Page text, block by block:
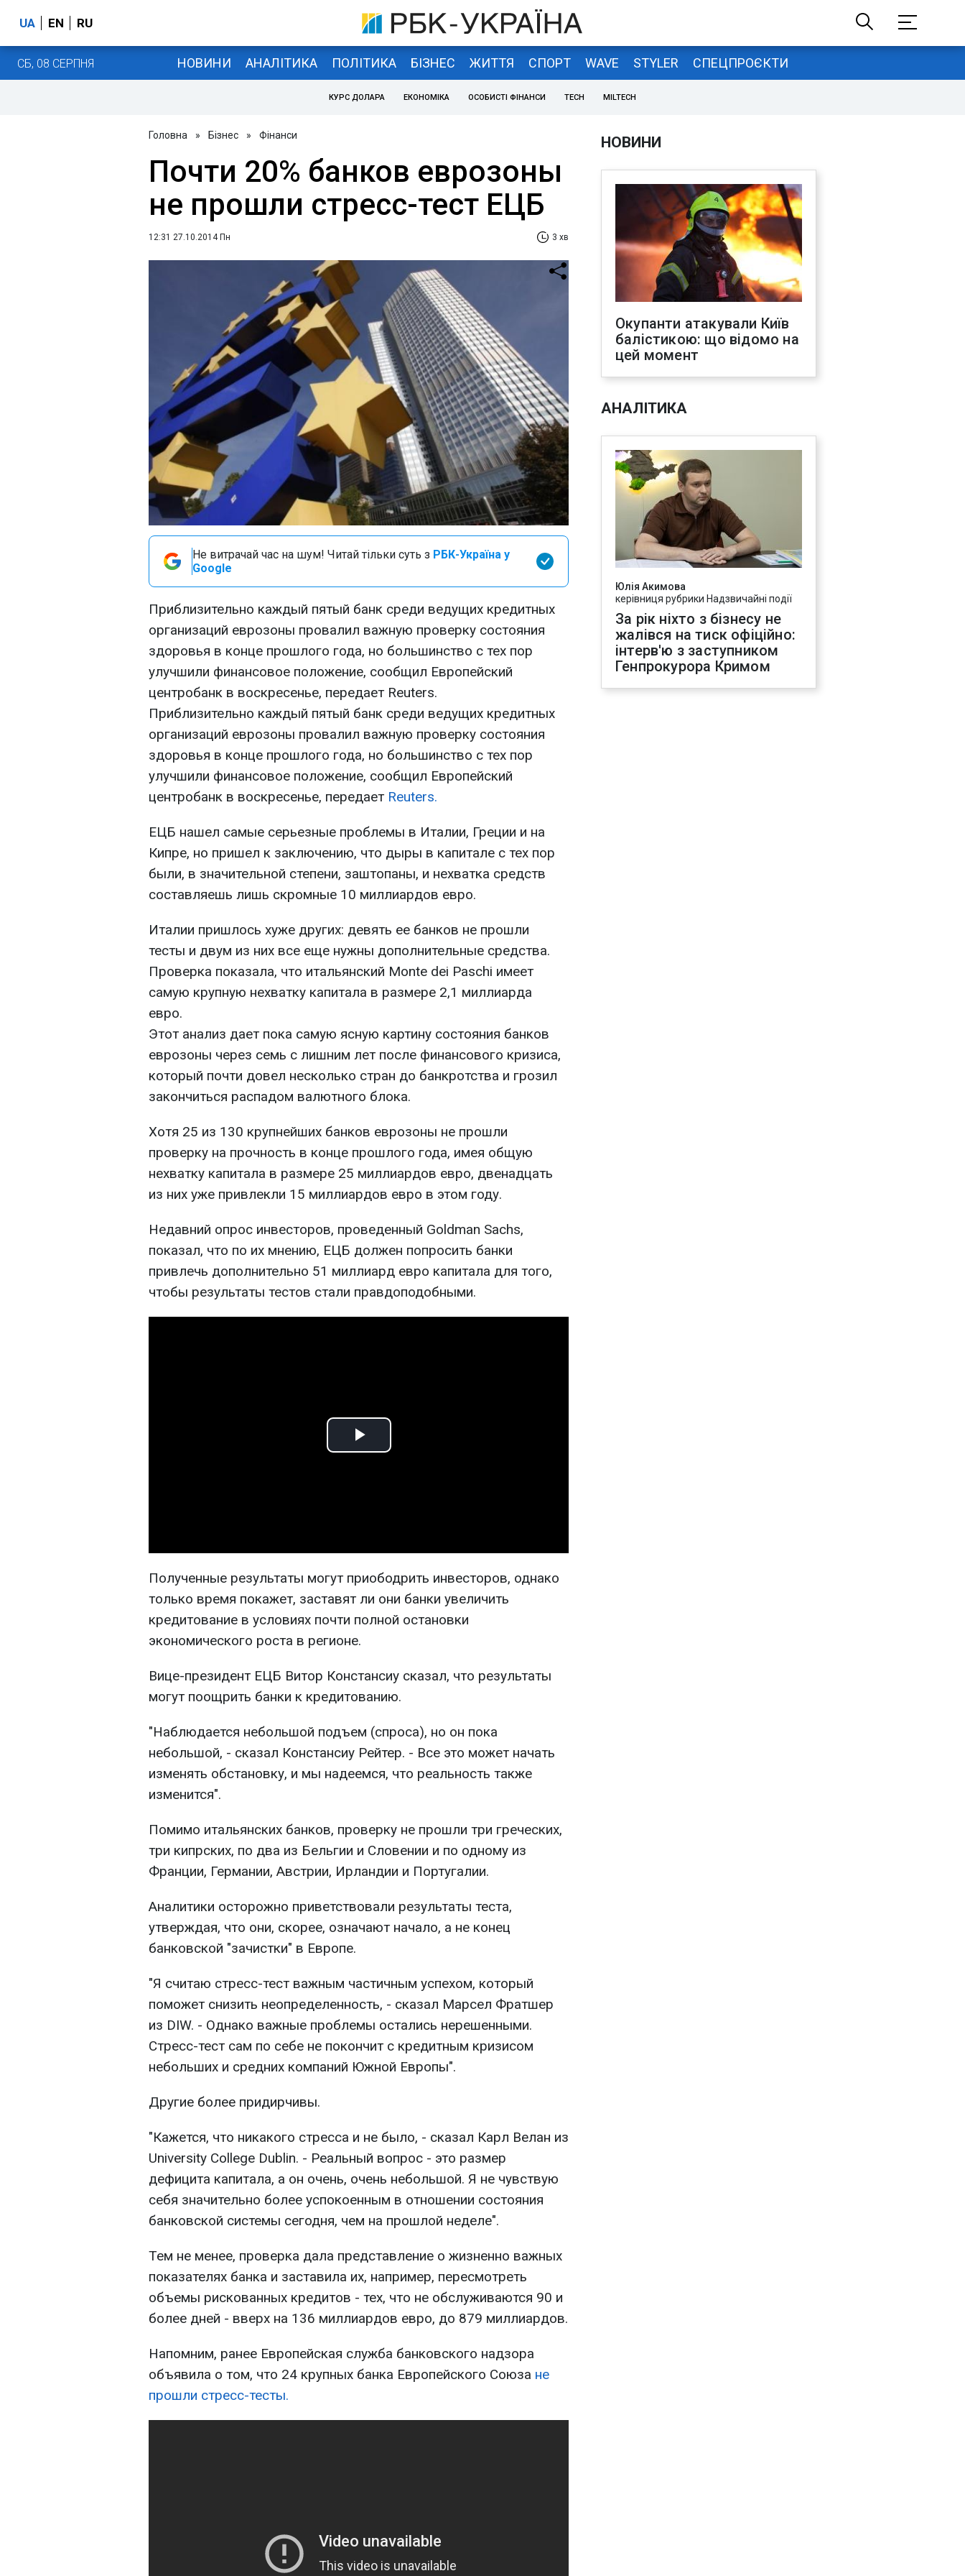
UA EN RU
СБ, 08 СЕРПНЯ НОВИНИ АНАЛІТИКА ПОЛІТИКА БІЗНЕС ЖИТТЯ СПОРТ WAVE STYLER СПЕЦПРОЄКТИ
КУРС ДОЛАРА ЕКОНОМІКА ОСОБИСТІ ФІНАНСИ TECH MILTECH
Головна » Бізнес » Фінанси
Почти 20% банков еврозоны
не прошли стресс-тест ЕЦБ
12:31 27.10.2014 Пн 3 хв
Не витрачай час на шум! Читай тільки суть з РБК-Україна у
Google
Приблизительно каждый пятый банк среди ведущих кредитных
организаций еврозоны провалил важную проверку состояния
здоровья в конце прошлого года, но большинство с тех пор
улучшили финансовое положение, сообщил Европейский
центробанк в воскресенье, передает Reuters.
Приблизительно каждый пятый банк среди ведущих кредитных
организаций еврозоны провалил важную проверку состояния
здоровья в конце прошлого года, но большинство с тех пор
улучшили финансовое положение, сообщил Европейский
центробанк в воскресенье, передает Reuters.
ЕЦБ нашел самые серьезные проблемы в Италии, Греции и на
Кипре, но пришел к заключению, что дыры в капитале с тех пор
были, в значительной степени, заштопаны, и нехватка средств
составляешь лишь скромные 10 миллиардов евро.
Италии пришлось хуже других: девять ее банков не прошли
тесты и двум из них все еще нужны дополнительные средства.
Проверка показала, что итальянский Monte dei Paschi имеет
самую крупную нехватку капитала в размере 2,1 миллиарда
евро.
Этот анализ дает пока самую ясную картину состояния банков
еврозоны через семь с лишним лет после финансового кризиса,
который почти довел несколько стран до банкротства и грозил
закончиться распадом валютного блока.
Хотя 25 из 130 крупнейших банков еврозоны не прошли
проверку на прочность в конце прошлого года, имея общую
нехватку капитала в размере 25 миллиардов евро, двенадцать
из них уже привлекли 15 миллиардов евро в этом году.
Недавний опрос инвесторов, проведенный Goldman Sachs,
показал, что по их мнению, ЕЦБ должен попросить банки
привлечь дополнительно 51 миллиард евро капитала для того,
чтобы результаты тестов стали правдоподобными.
Play
Полученные результаты могут приободрить инвесторов, однако
только время покажет, заставят ли они банки увеличить
кредитование в условиях почти полной остановки
экономического роста в регионе.
Вице-президент ЕЦБ Витор Констансиу сказал, что результаты
могут поощрить банки к кредитованию.
"Наблюдается небольшой подъем (спроса), но он пока
небольшой, - сказал Констансиу Рейтер. - Все это может начать
изменять обстановку, и мы надеемся, что реальность также
изменится".
Помимо итальянских банков, проверку не прошли три греческих,
три кипрских, по два из Бельгии и Словении и по одному из
Франции, Германии, Австрии, Ирландии и Португалии.
Аналитики осторожно приветствовали результаты теста,
утверждая, что они, скорее, означают начало, а не конец
банковской "зачистки" в Европе.
"Я считаю стресс-тест важным частичным успехом, который
поможет снизить неопределенность, - сказал Марсел Фратшер
из DIW. - Однако важные проблемы остались нерешенными.
Стресс-тест сам по себе не покончит с кредитным кризисом
небольших и средних компаний Южной Европы".
Другие более придирчивы.
"Кажется, что никакого стресса и не было, - сказал Карл Велан из
University College Dublin. - Реальный вопрос - это размер
дефицита капитала, а он очень, очень небольшой. Я не чувствую
себя значительно более успокоенным в отношении состояния
банковской системы сегодня, чем на прошлой неделе".
Тем не менее, проверка дала представление о жизненно важных
показателях банка и заставила их, например, пересмотреть
объемы рискованных кредитов - тех, что не обслуживаются 90 и
более дней - вверх на 136 миллиардов евро, до 879 миллиардов.
Напомним, ранее Европейская служба банковского надзора
объявила о том, что 24 крупных банка Европейского Союза не
прошли стресс-тесты.
НОВИНИ
Окупанти атакували Київ
балістикою: що відомо на
цей момент
АНАЛІТИКА
Юлія Акимова
керівниця рубрики Надзвичайні події
За рік ніхто з бізнесу не
жалівся на тиск офіційно:
інтерв'ю з заступником
Генпрокурора Кримом